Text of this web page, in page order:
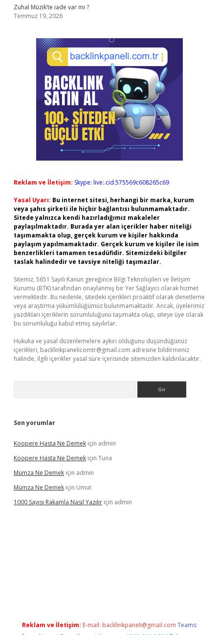
Zuhal Müzik’te iade var mı ?
Temmuz 19, 2026
Reklam ve İletişim: Skype: live:.cid.575569c608265c69
Yasal Uyarı: Bu internet sitesi, herhangi bir marka, kurum
veya şahıs şirketi ile hiçbir bağlantısı bulunmamaktadır.
Sitede yalnızca kendi hazırladığımız makaleler
paylaşılmaktadır. Burada yer alan içerikler haber niteliği
taşımamakta olup, gerçek kurum ve kişiler hakkında
paylaşım yapılmamaktadır. Gerçek kurum ve kişiler ile isim
benzerlikleri tamamen tesadüfidir. Sitemizdeki bilgiler
taslak halindedir ve tavsiye niteliği taşımazlar.
Sitemiz, 5651 Sayılı Kanun gereğince Bilgi Teknolojileri ve İletişim
Kurumu (BTK) tarafından onaylanmış bir Yer Sağlayıcı olarak hizmet
vermektedir. Bu nedenle, sitedeki içerikleri proaktif olarak denetleme
veya araştırma yükümlülüğümüz bulunmamaktadır. Ancak, üyelerimiz
yazdıkları içeriklerin sorumluluğunu taşımakta olup, siteye üye olarak
bu sorumluluğu kabul etmiş sayılırlar.
Hukuka ve yasal düzenlemelere aykırı olduğunu düşündüğünüz
içerikleri, backlinkpanelicomtr@gmail.com adresine bildirmeniz
halinde, ilgili içerikler yasal süre içerisinde sitemizden kaldırılacaktır.
Son yorumlar
Koopere Hasta Ne Demek için admin
Koopere Hasta Ne Demek için Tuna
Mümza Ne Demek için admin
Mümza Ne Demek için Umut
1000 Sayısı Rakamla Nasıl Yazılır için admin
Reklam ve İletişim: E-mail: backlinkpaneli@gmail.com Teams: